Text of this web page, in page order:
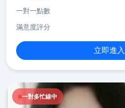
一對一點數
滿意度評分
立即進入
一對多忙線中